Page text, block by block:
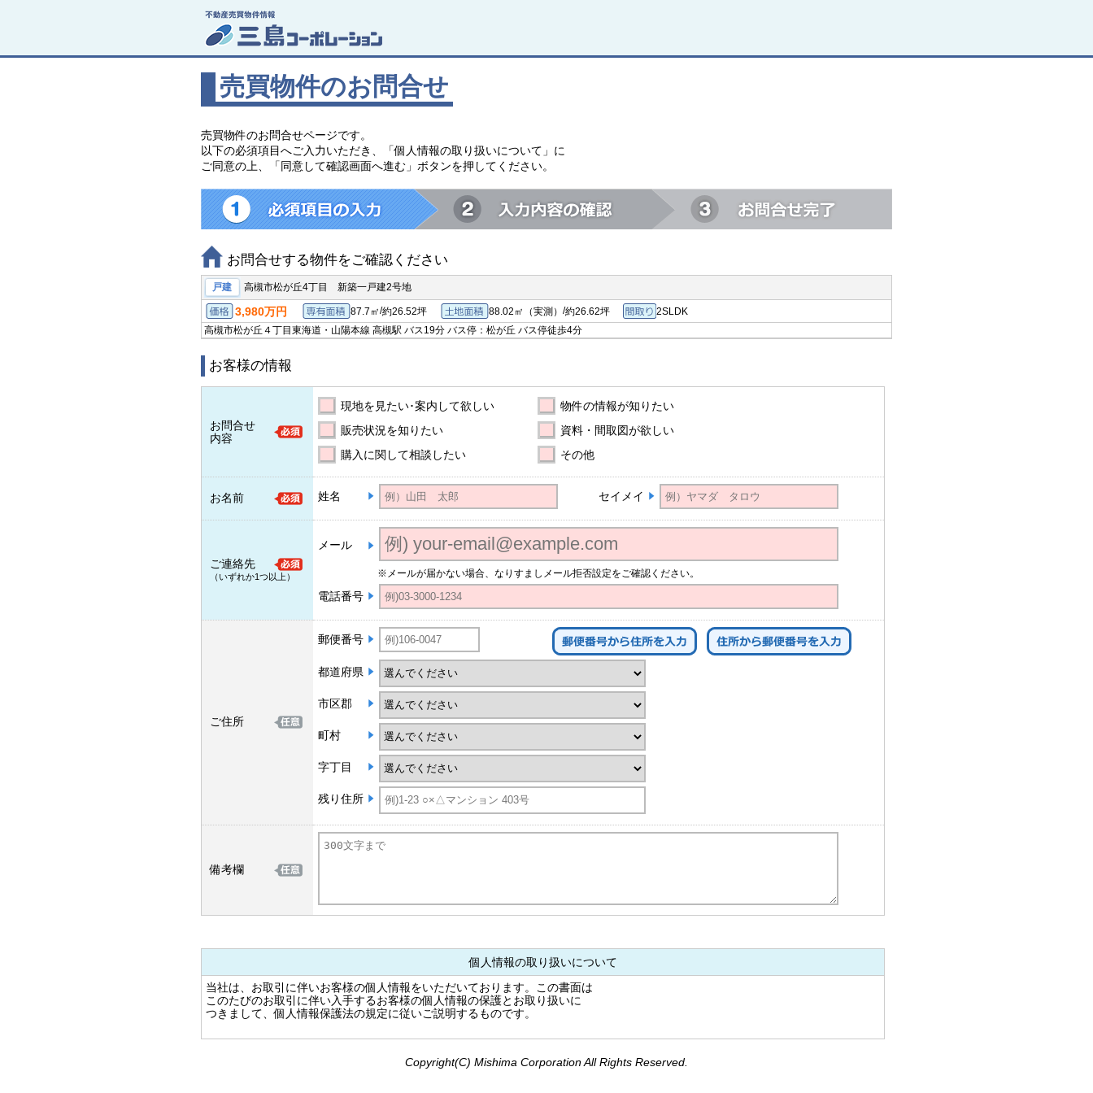
売買物件のお問合せ
売買物件のお問合せページです。
以下の必須項目へご入力いただき、「個人情報の取り扱いについて」に
ご同意の上、「同意して確認画面へ進む」ボタンを押してください。
お問合せする物件をご確認ください
戸建 高槻市松が丘4丁目 新築一戸建2号地
価格
3,980万円 専有面積
87.7㎡/約26.52坪 土地面積
88.02㎡（実測） /約26.62坪 間取り
2SLDK
高槻市松が丘４丁目東海道・山陽本線 高槻駅 バス19分 バス停：松が丘 バス停徒歩4分
お客様の情報
お問合せ
内容
現地を見たい･案内して欲しい
物件の情報が知りたい
販売状況を知りたい
資料・間取図が欲しい
購入に関して相談したい
その他
お名前 姓名 セイメイ
ご連絡先
（いずれか1つ以上）
メール
※メールが届かない場合、なりすましメール拒否設定をご確認ください。
電話番号
ご住所
郵便番号
都道府県
市区郡
町村
字丁目
残り住所
備考欄
個人情報の取り扱いについて
当社は、お取引に伴いお客様の個人情報をいただいております。この書面は
このたびのお取引に伴い入手するお客様の個人情報の保護とお取り扱いに
つきまして、個人情報保護法の規定に従いご説明するものです。
------------------------------------------------------------------------------------------------
1.個人情報に対する当社の基本的姿勢当社は、個人情報保護に関する
法令と社会秩序を尊重・遵守し役員はじめ全ての従業員が、取り扱う
Copyright(C) Mishima Corporation All Rights Reserved.